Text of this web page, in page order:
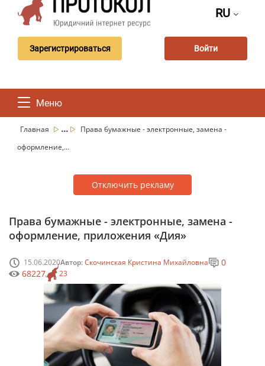
RU
Зарегистрироваться Войти
Меню
Главная ...
Права бумажные - электронные, замена -
оформление,...
Отключить рекламу
Права бумажные - электронные, замена -
оформление, приложения «Дия»
15.06.2020Автор:Скочинская Кристина Михайловна
23
0
68227